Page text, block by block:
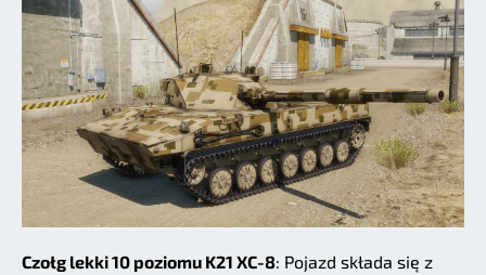
Czołg lekki 10 poziomu K21 XC-8: Pojazd składa się z